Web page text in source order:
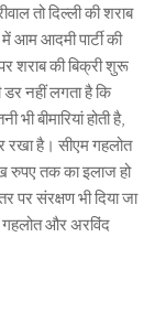
तो दिल्ली की शराब
आम आदमी पार्टी की
शराब की बिक्री शुरू
डर नहीं लगता है कि
बीमारियां होती है,
रखा है। सीएम गहलोत
रुपए तक का इलाज हो
पर संरक्षण भी दिया जा
गहलोत और अरविंद